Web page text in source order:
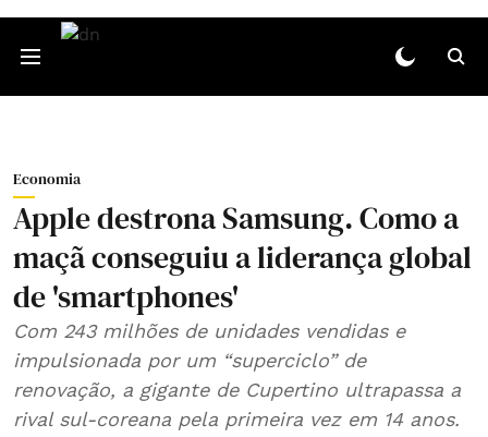
Economia
Apple destrona Samsung. Como a
maçã conseguiu a liderança global
de 'smartphones'
Com 243 milhões de unidades vendidas e
impulsionada por um “superciclo” de
renovação, a gigante de Cupertino ultrapassa a
rival sul-coreana pela primeira vez em 14 anos.